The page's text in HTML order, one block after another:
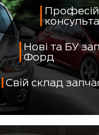
Нові та БУ
Форд
Свій склад